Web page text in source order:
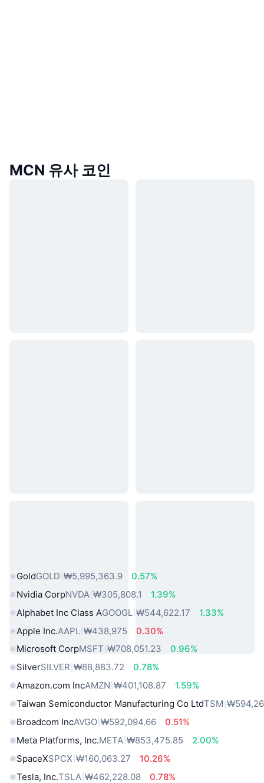
MCN 유사 코인
GoldGOLD ₩5,995,363.9
0.57%
Nvidia CorpNVDA ₩305,808.1
1.39%
Alphabet Inc Class AGOOGL ₩544,622.17
1.33%
Apple Inc.AAPL ₩438,975
0.30%
Microsoft CorpMSFT ₩708,051.23
0.96%
SilverSILVER ₩88,883.72
0.78%
Amazon.com IncAMZN ₩401,108.87
1.59%
Taiwan Semiconductor Manufacturing Co LtdTSM
Broadcom IncAVGO ₩592,094.66
0.51%
Meta Platforms, Inc.META ₩853,475.85
2.00%
SpaceXSPCX ₩160,063.27
10.26%
Tesla, Inc.TSLA ₩462,228.08
0.78%